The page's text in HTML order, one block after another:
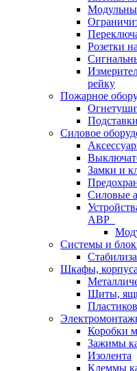
Розетки
рейку
Пожарное
Силовое
Замки и
Силовые
АВР
Системы и
Шкафы,
Щиты,
Коробки
Зажимы
Изолента
Клеммы